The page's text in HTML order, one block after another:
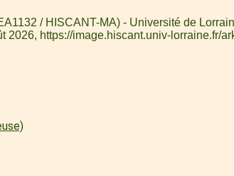
/ HISCANT-MA) - Université de
2026, https://image.hiscant.univ-lorraine.fr/